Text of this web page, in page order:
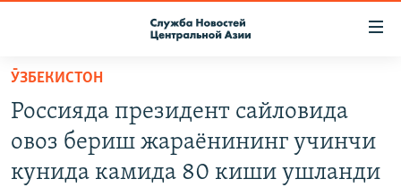
Вернуться
основному
содержанию
ПОДПИСКА
КОНТАКТЫ
ӮЗБЕКИСТОН
Россияда президент сайловида
овоз бериш жараёнининг учинчи
кунида камида 80 киши ушланди